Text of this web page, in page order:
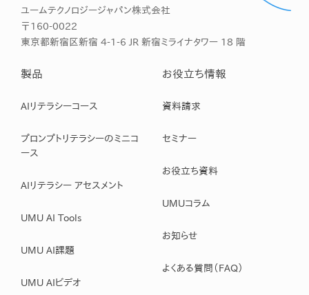
ユームテクノロジージャパン株式会社
〒160-0022
東京都新宿区新宿 4-1-6 JR 新宿ミライナタワー 18 階
製品
AIリテラシーコース
プロンプトリテラシーのミニコ
ース
AIリテラシー アセスメント
UMU AI Tools
UMU AI課題
UMU AIビデオ
お役立ち情報
資料請求
セミナー
お役立ち資料
UMUコラム
お知らせ
よくある質問（FAQ）